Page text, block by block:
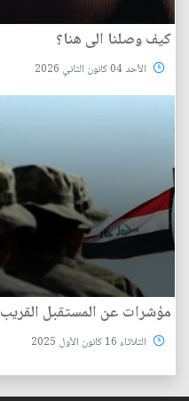
كيف وصلنا الى هنا؟
الأحد 04 كانون الثاني 2026
مؤشرات عن المستقبل القريب
الثلاثاء 16 كانون الأول 2025